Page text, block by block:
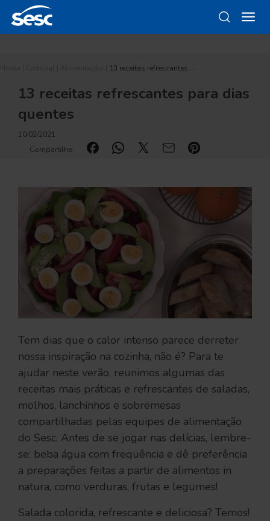
13 receitas refrescantes …
13 receitas refrescantes para dias
quentes
10/02/2021
Compartilhe:
Tem dias que o calor intenso parece derreter
nossa inspiração na cozinha, não é? Para te
ajudar neste verão, reunimos algumas das
receitas mais práticas e refrescantes de saladas,
molhos, lanchinhos e sobremesas
compartilhadas pelas equipes de alimentação
do Sesc. Antes de se jogar nas delícias, lembre-
se: beba água com frequência e dê preferência
a preparações feitas a partir de alimentos in
natura, como verduras, frutas e legumes!
Salada colorida, refrescante e deliciosa? Temos!